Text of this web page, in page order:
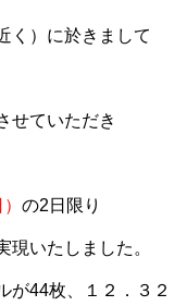
く）に於きまして
せていただき
の2日限り
いたしました。
が44枚、１２．３２